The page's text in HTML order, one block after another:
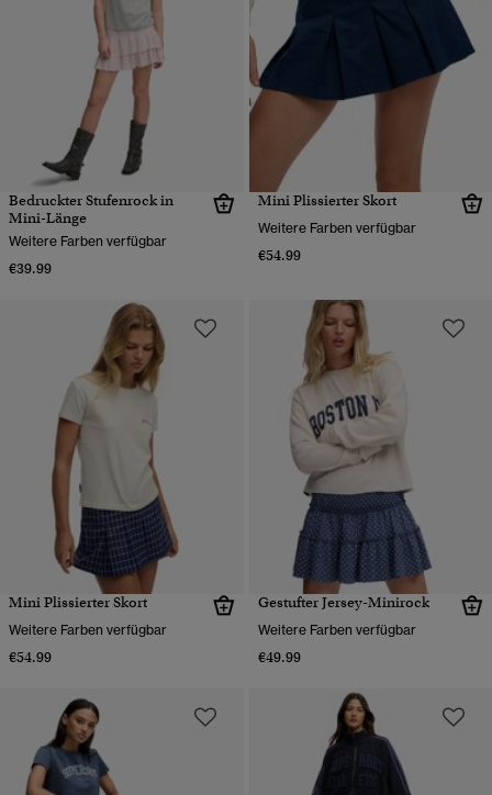
Bedruckter Stufenrock in
Mini-Länge
Weitere Farben verfügbar
€39.99
Mini Plissierter Skort
Weitere Farben verfügbar
€54.99
Mini Plissierter Skort
Weitere Farben verfügbar
€54.99
Gestufter Jersey-Minirock
Weitere Farben verfügbar
€49.99